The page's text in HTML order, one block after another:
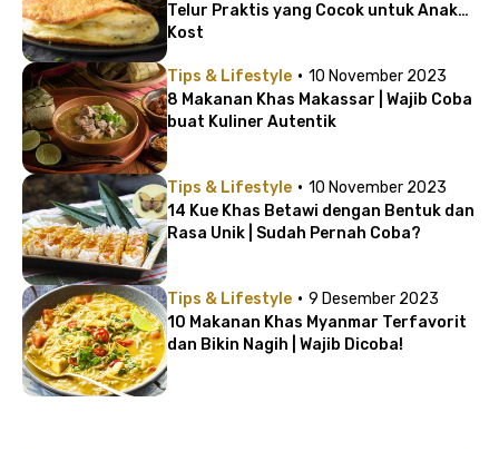
Telur Praktis yang Cocok untuk Anak
Kost
Tips & Lifestyle · 10 November 2023
8 Makanan Khas Makassar | Wajib Coba
buat Kuliner Autentik
Tips & Lifestyle · 10 November 2023
14 Kue Khas Betawi dengan Bentuk dan
Rasa Unik | Sudah Pernah Coba?
Tips & Lifestyle · 9 Desember 2023
10 Makanan Khas Myanmar Terfavorit
dan Bikin Nagih | Wajib Dicoba!